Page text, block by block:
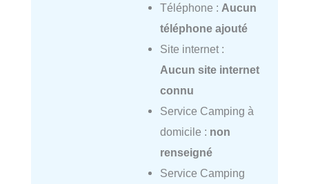
Téléphone : Aucun
téléphone ajouté
Site internet :
Aucun site internet
connu
Service Camping à
domicile : non
renseigné
Service Camping